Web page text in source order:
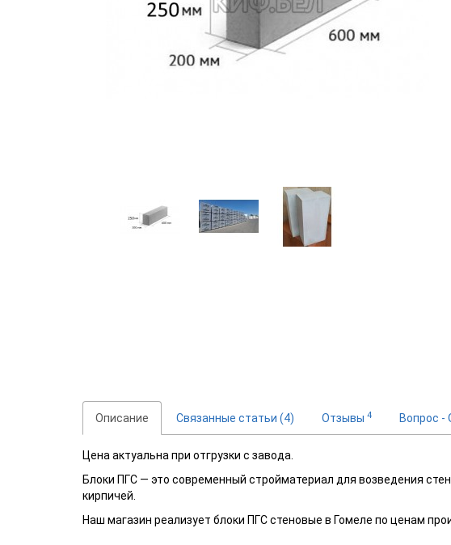
Описание Связанные статьи (4) Отзывы 4 Вопрос -
Цена актуальна при отгрузки с завода.
Блоки ПГС — это современный стройматериал для возведения
кирпичей.
Наш магазин реализует блоки ПГС стеновые в Гомеле по ценам